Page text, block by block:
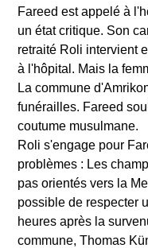
Fareed est appelé à
un état critique. Son
retraité Roli intervient
à l'hôpital. Mais la
La commune
funérailles. Fareed
coutume musulmane.
Roli s'engage pour
problèmes : Les
pas orientés vers la
possible de respecter
heures après la
commune, Thomas